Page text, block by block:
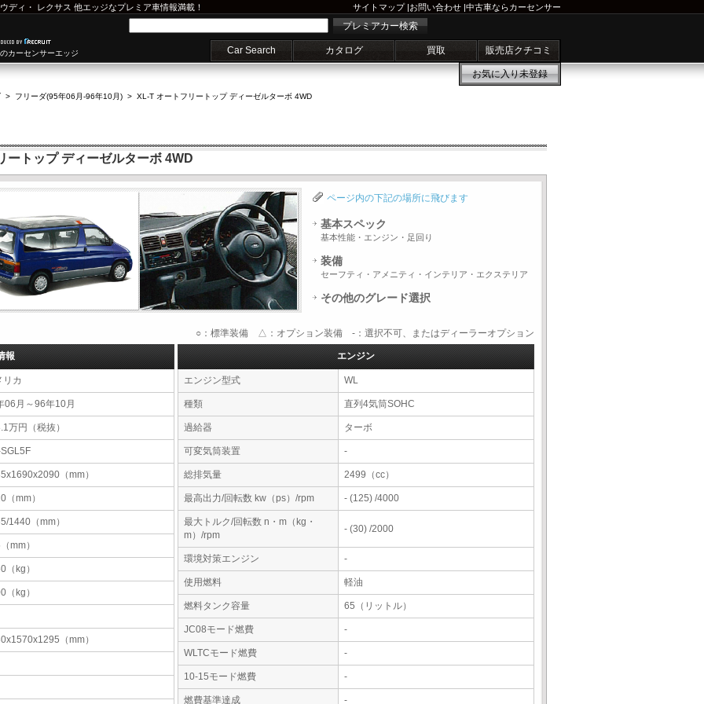
ディ ・ レクサス 他エッジなプレミア車情報満載！ サイトマップ|お問い合わせ |中古車ならカーセンサー
カーセンサーエッジ
プレミアカー検索
Car Search カタログ 買取 販売店クチコミ
お気に入り未登録
> フリーダ(95年06月-96年10月) > XL-T オートフリートップ ディーゼルターボ 4WD
ートップ ディーゼルターボ 4WD
ページ内の下記の場所に飛びます
基本スペック
基本性能・エンジン・足回り
装備
セーフティ・アメニティ・インテリア・エクステリア
その他のグレード選択
○：標準装備 △：オプション装備 -：選択不可、またはディーラーオプション
報
リカ
06月～96年10月
万円（税抜）
（mm）
（mm）
1440（mm）
mm）
（kg）
（kg）
（mm）
エンジン
エンジン型式 WL
種類 直列4気筒SOHC
過給器 ターボ
可変気筒装置 -
総排気量 2499（cc）
最高出力/回転数 kw（ps）/rpm - (125) /4000
最大トルク/回転数 n・m（kg・
m）/rpm
- (30) /2000
環境対策エンジン -
使用燃料 軽油
燃料タンク容量 65（リットル）
JC08モード燃費 -
WLTCモード燃費 -
10-15モード燃費 -
燃費基準達成 -